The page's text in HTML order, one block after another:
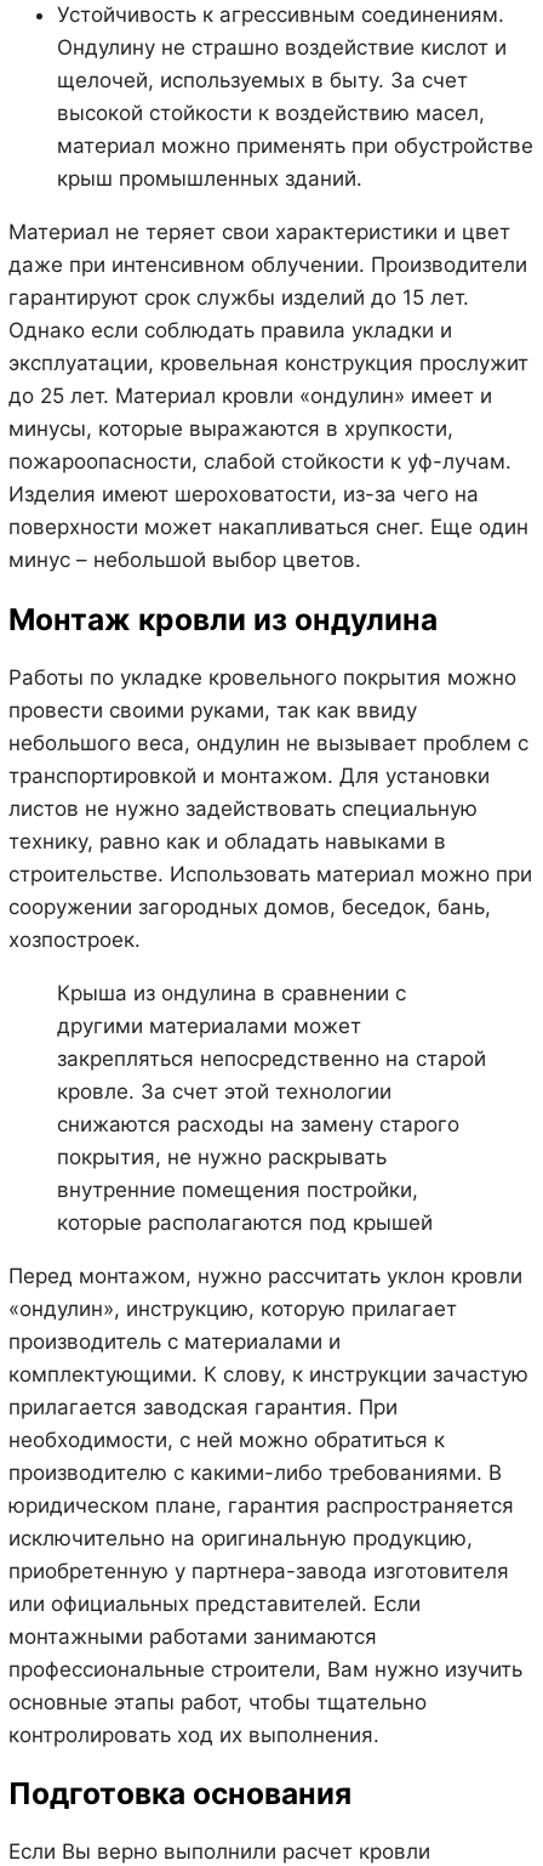
Устойчивость к агрессивным соединениям.
Ондулину не страшно воздействие кислот и
щелочей, используемых в быту. За счет
высокой стойкости к воздействию масел,
материал можно применять при обустройстве
крыш промышленных зданий.
Материал не теряет свои характеристики и цвет
даже при интенсивном облучении. Производители
гарантируют срок службы изделий до 15 лет.
Однако если соблюдать правила укладки и
эксплуатации, кровельная конструкция прослужит
до 25 лет. Материал кровли «ондулин» имеет и
минусы, которые выражаются в хрупкости,
пожароопасности, слабой стойкости к уф-лучам.
Изделия имеют шероховатости, из-за чего на
поверхности может накапливаться снег. Еще один
минус – небольшой выбор цветов.
Монтаж кровли из ондулина
Работы по укладке кровельного покрытия можно
провести своими руками, так как ввиду
небольшого веса, ондулин не вызывает проблем с
транспортировкой и монтажом. Для установки
листов не нужно задействовать специальную
технику, равно как и обладать навыками в
строительстве. Использовать материал можно при
сооружении загородных домов, беседок, бань,
хозпостроек.
Крыша из ондулина в сравнении с
другими материалами может
закрепляться непосредственно на старой
кровле. За счет этой технологии
снижаются расходы на замену старого
покрытия, не нужно раскрывать
внутренние помещения постройки,
которые располагаются под крышей
Перед монтажом, нужно рассчитать уклон кровли
«ондулин», инструкцию, которую прилагает
производитель с материалами и
комплектующими. К слову, к инструкции зачастую
прилагается заводская гарантия. При
необходимости, с ней можно обратиться к
производителю с какими-либо требованиями. В
юридическом плане, гарантия распространяется
исключительно на оригинальную продукцию,
приобретенную у партнера-завода изготовителя
или официальных представителей. Если
монтажными работами занимаются
профессиональные строители, Вам нужно изучить
основные этапы работ, чтобы тщательно
контролировать ход их выполнения.
Подготовка основания
Если Вы верно выполнили расчет кровли